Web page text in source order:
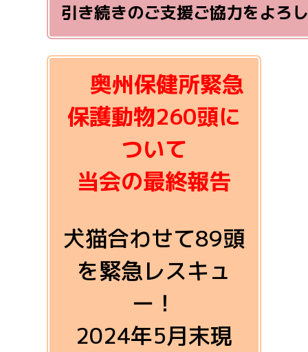
引き続きのご支援ご協力をよろ
奥州保健所緊急
保護動物260頭に
ついて
当会の最終報告
犬猫合わせて89頭
を緊急レスキュ
ー！
2024年5月末現